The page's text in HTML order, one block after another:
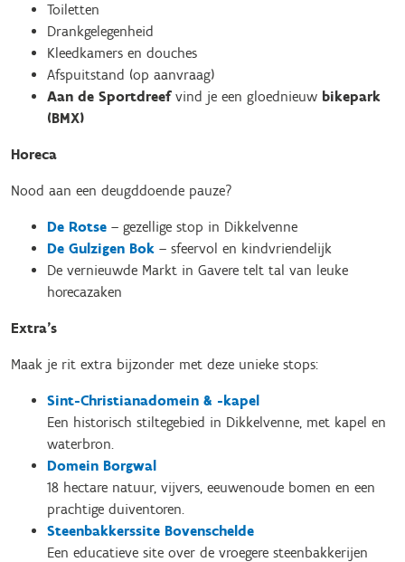
Toiletten
Drankgelegenheid
Kleedkamers en douches
Afspuitstand (op aanvraag)
Aan de Sportdreefvind je een gloednieuw bikepark
(BMX)
Horeca
Nood aan een deugddoende pauze?
De Rotse – gezellige stop in Dikkelvenne
De Gulzigen Bok – sfeervol en kindvriendelijk
De vernieuwde Markt in Gavere telt tal van leuke
horecazaken
Extra’s
Maak je rit extra bijzonder met deze unieke stops:
Sint-Christianadomein & -kapel
Een historisch stiltegebied in Dikkelvenne, met kapel en
waterbron.
Domein Borgwal
18 hectare natuur, vijvers, eeuwenoude bomen en een
prachtige duiventoren.
Steenbakkerssite Bovenschelde
Een educatieve site over de vroegere steenbakkerijen